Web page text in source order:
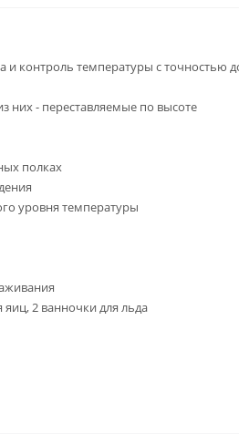
и контроль температуры с точностью
них - переставляемые по высоте
полках
уровня температуры
яиц, 2 ванночки для льда